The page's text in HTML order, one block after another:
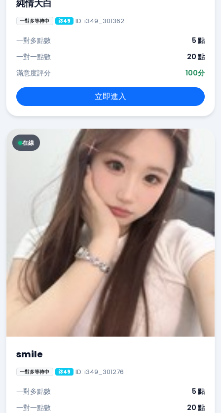
純情大白
一對多等待中 i349 ID: i349_301362
一對多點數
5 點
一對一點數
20 點
滿意度評分
100分
立即進入
在線
smile
一對多等待中 i349 ID: i349_301276
一對多點數
5 點
一對一點數
20 點